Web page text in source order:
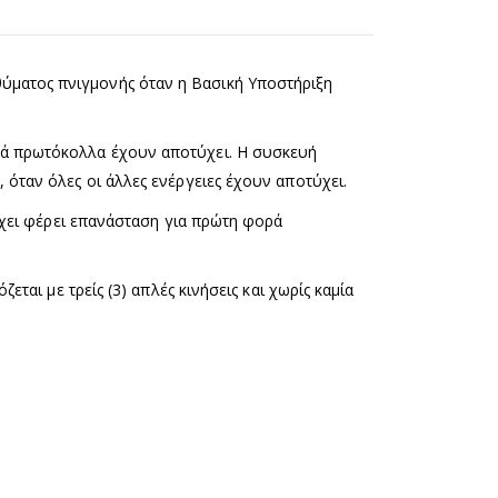
πνιγμονής όταν η Βασική Υποστήριξη
πρωτόκολλα έχουν αποτύχει. Η συσκευή
όλες οι άλλες ενέργειες έχουν αποτύχει.
φέρει επανάσταση για πρώτη φορά
με τρείς (3) απλές κινήσεις και χωρίς καμία